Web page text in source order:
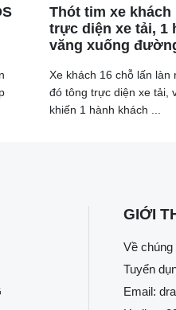
suất chỉ cao hơn đôi chút.
Thót tim xe khách
trực diện xe tải, 1
văng xuống
Xe khách 16 chỗ lấn làn
đó tông trực diện xe tải,
khiến 1 hành khách ...
GIỚI
Về chúng
Tuyển
Email: